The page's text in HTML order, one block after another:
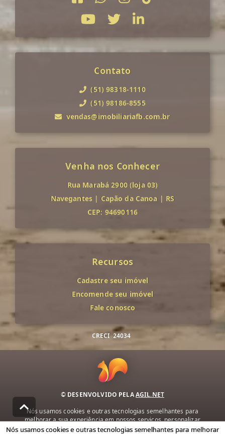
Contato
(51) 98318-1110
(51) 98186-8555
vendas@imobiliariafb.com.br
Venha nos Conhecer
Rua Marabá 2900 (loja 03)
Navegantes | Capão da Canoa | RS
CEP: 94690116
Recursos
Cadastre seu imóvel
Encomende seu imóvel
Fale conosco
CRECI 24034
© DESENVOLVIDO PELAAGIL.NET
Nós usamos cookies e outras tecnologias semelhantes para
melhorar a sua experiência em nossos serviços, personalizar
publicidade e recomendar conteúdo de seu interesse. Ao utilizar
Nós usamos cookies e outras tecnologias semelhantes para melhorar